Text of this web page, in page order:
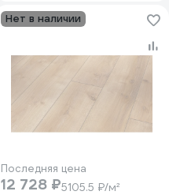
Нет в наличии
Последняя цена
12 728 ₽5105.5 ₽/м²